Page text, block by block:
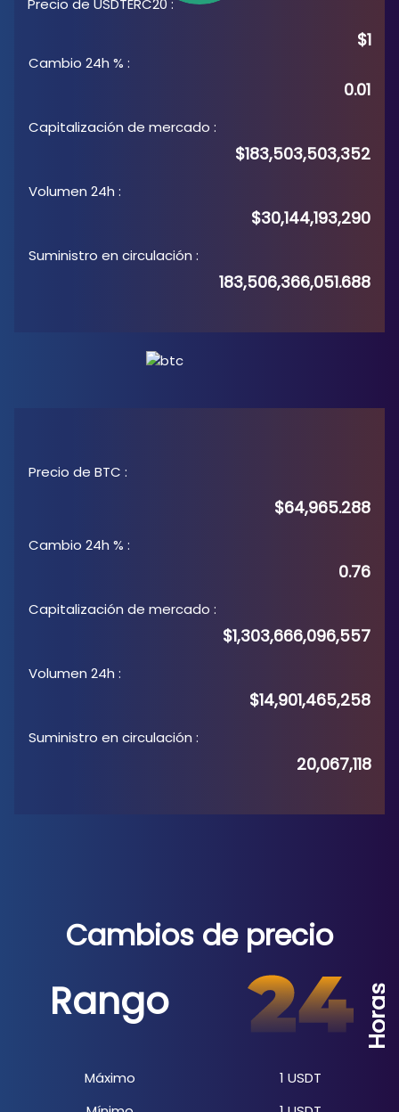
Precio de USDTERC20 :
$1
Cambio 24h % :
0.01
Capitalización de mercado :
$183,503,503,352
Volumen 24h :
$30,144,193,290
Suministro en circulación :
183,506,366,051.688
Precio de BTC :
$64,965.288
Cambio 24h % :
0.76
Capitalización de mercado :
$1,303,666,096,557
Volumen 24h :
$14,901,465,258
Suministro en circulación :
20,067,118
Cambios de precio
Rango
Máximo
Horas
1 USDT